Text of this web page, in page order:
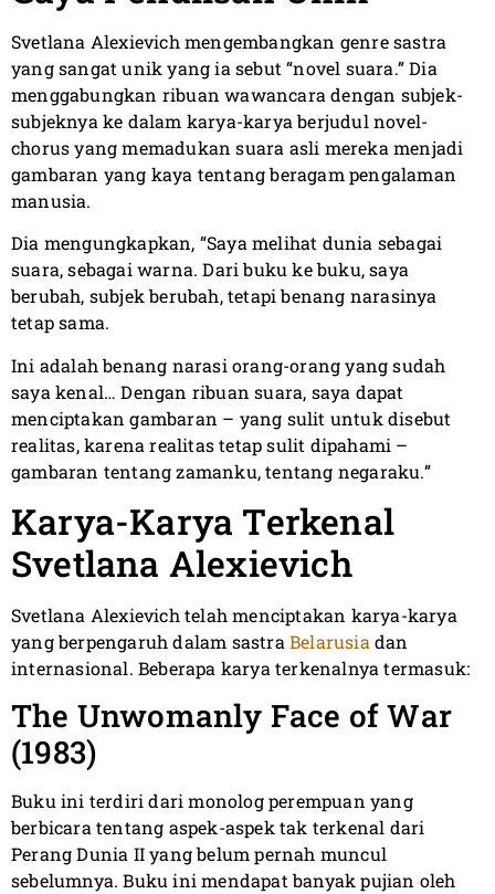
Svetlana Alexievich mengembangkan genre sastra
yang sangat unik yang ia sebut “novel suara.” Dia
menggabungkan ribuan wawancara dengan subjek-
subjeknya ke dalam karya-karya berjudul novel-
chorus yang memadukan suara asli mereka menjadi
gambaran yang kaya tentang beragam pengalaman
manusia.
Dia mengungkapkan, “Saya melihat dunia sebagai
suara, sebagai warna. Dari buku ke buku, saya
berubah, subjek berubah, tetapi benang narasinya
tetap sama.
Ini adalah benang narasi orang-orang yang sudah
saya kenal… Dengan ribuan suara, saya dapat
menciptakan gambaran – yang sulit untuk disebut
realitas, karena realitas tetap sulit dipahami –
gambaran tentang zamanku, tentang negaraku.”
Karya-Karya Terkenal
Svetlana Alexievich
Svetlana Alexievich telah menciptakan karya-karya
yang berpengaruh dalam sastra Belarusia dan
internasional. Beberapa karya terkenalnya termasuk:
The Unwomanly Face of War
(1983)
Buku ini terdiri dari monolog perempuan yang
berbicara tentang aspek-aspek tak terkenal dari
Perang Dunia II yang belum pernah muncul
sebelumnya. Buku ini mendapat banyak pujian oleh